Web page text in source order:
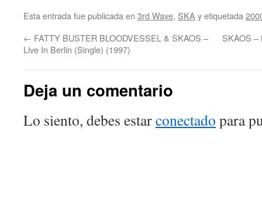
Esta entrada fue publicada en 3rd Wave, SKA y etiquetada
← FATTY BUSTER BLOODVESSEL & SKAOS –
Live In Berlin (Single) (1997)
SKAOS
Deja un comentario
Lo siento, debes estarconectado para